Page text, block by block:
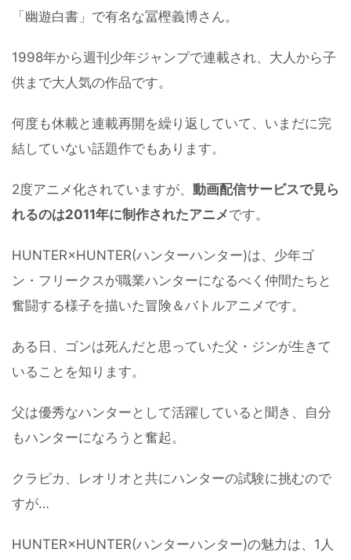
「幽遊白書」で有名な冨樫義博さん。
1998年から週刊少年ジャンプで連載され、大人から子
供まで大人気の作品です。
何度も休載と連載再開を繰り返していて、いまだに完
結していない話題作でもあります。
2度アニメ化されていますが、 動画配信サービスで見ら
れるのは2011年に制作されたアニメです。
HUNTER×HUNTER(ハンターハンター)は、少年ゴ
ン・フリークスが職業ハンターになるべく仲間たちと
奮闘する様子を描いた冒険＆バトルアニメです。
ある日、ゴンは死んだと思っていた父・ジンが生きて
いることを知ります。
父は優秀なハンターとして活躍していると聞き、自分
もハンターになろうと奮起。
クラピカ、レオリオと共にハンターの試験に挑むので
すが…
HUNTER×HUNTER(ハンターハンター)の魅力は、1人